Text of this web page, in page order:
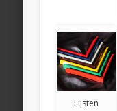
Lijsten